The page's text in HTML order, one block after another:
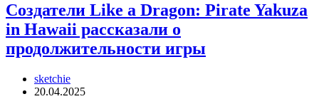
Создатели Like a Dragon: Pirate Yakuza
in Hawaii рассказали о
продолжительности игры
sketchie
20.04.2025